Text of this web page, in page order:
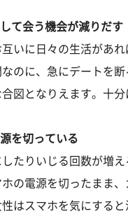
て会う機会が減りだす
いに日々の生活があ
のに、急にデートを
図となりえます。十分
を切っている
たりいじる回数が増
の電源を切ったまま
はスマホを気にする